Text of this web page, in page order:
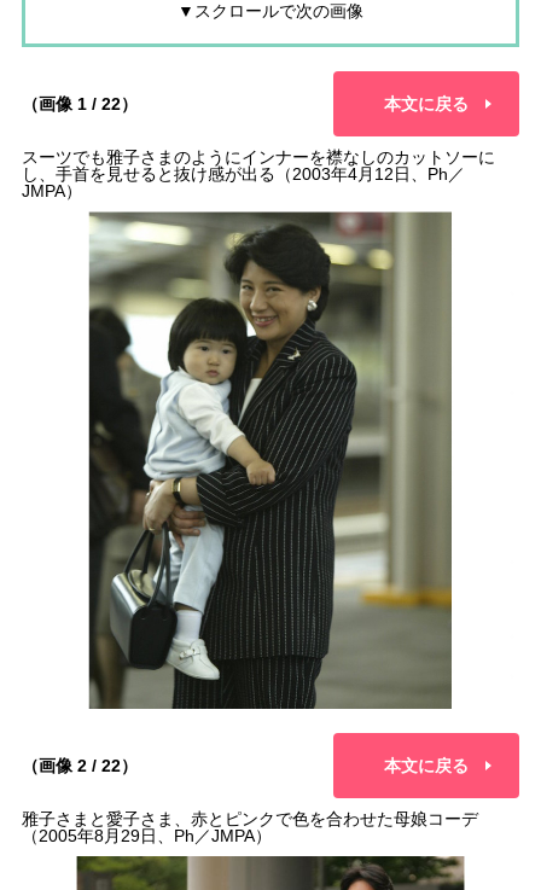
▼スクロールで次の画像
（画像 1 / 22） 本文に戻る
スーツでも雅子さまのようにインナーを襟なしのカットソーに
し、手首を見せると抜け感が出る（2003年4月12日、Ph／
JMPA）
（画像 2 / 22） 本文に戻る
雅子さまと愛子さま、赤とピンクで色を合わせた母娘コーデ
（2005年8月29日、Ph／JMPA）